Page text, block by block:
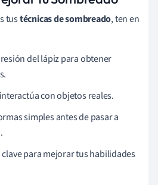
tustécnicas de sombreado, ten en
del lápiz para obtener
con objetos reales.
simples antes de pasar a
para mejorar tus habilidades